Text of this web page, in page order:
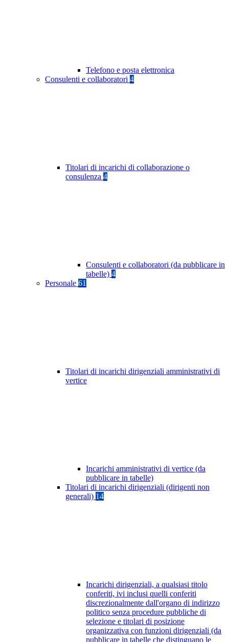
Telefono e posta elettronica
Consulenti e collaboratori 4
Titolari di incarichi di collaborazione o
consulenza 4
Consulenti e collaboratori (da pubblicare in
tabelle) 4
Personale 61
Titolari di incarichi dirigenziali amministrativi di
vertice
Incarichi amministrativi di vertice (da
pubblicare in tabelle)
Titolari di incarichi dirigenziali (dirigenti non
generali) 14
Incarichi dirigenziali, a qualsiasi titolo
conferiti, ivi inclusi quelli conferiti
discrezionalmente dall'organo di indirizzo
politico senza procedure pubbliche di
selezione e titolari di posizione
organizzativa con funzioni dirigenziali (da
pubblicare in tabelle che distinguano le